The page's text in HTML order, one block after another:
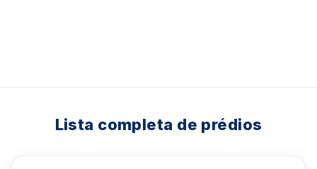
Lista completa de prédios